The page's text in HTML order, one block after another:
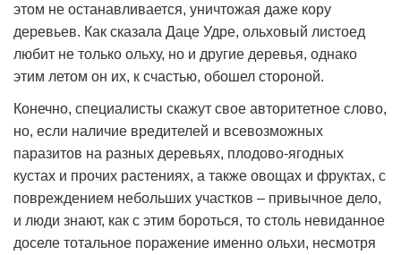
этом не останавливается, уничтожая даже кору
деревьев. Как сказала Даце Удре, ольховый листоед
любит не только ольху, но и другие деревья, однако
этим летом он их, к счастью, обошел стороной.
Конечно, специалисты скажут свое авторитетное слово,
но, если наличие вредителей и всевозможных
паразитов на разных деревьях, плодово-ягодных
кустах и прочих растениях, а также овощах и фруктах, с
повреждением небольших участков – привычное дело,
и люди знают, как с этим бороться, то столь невиданное
доселе тотальное поражение именно ольхи, несмотря